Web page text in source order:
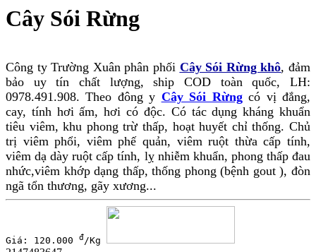
Cây Sói Rừng
Công ty Trường Xuân phân phối Cây Sói Rừng khô, đảm
bảo uy tín chất lượng, ship COD toàn quốc, LH:
0978.491.908. Theo đông y Cây Sói Rừngcó vị đắng,
cay, tính hơi ấm, hơi có độc. Có tác dụng kháng khuẩn
tiêu viêm, khu phong trừ thấp, hoạt huyết chỉ thống. Chủ
trị viêm phổi, viêm phế quản, viêm ruột thừa cấp tính,
viêm dạ dày ruột cấp tính, lỵ nhiễm khuẩn, phong thấp đau
nhức,viêm khớp dạng thấp, thống phong (bệnh gout ), đòn
ngã tổn thương, gãy xương...
Giá: 120.000 đ/Kg